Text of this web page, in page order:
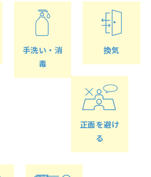
手洗い・消
毒
換気
正面を避け
る